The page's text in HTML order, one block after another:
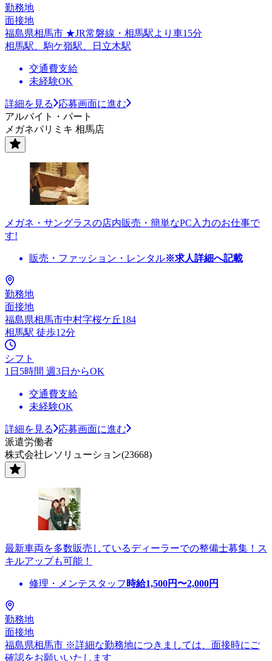
勤務地
面接地
福島県相馬市 ★JR常磐線・相馬駅より車15分
相馬駅、駒ケ嶺駅、日立木駅
交通費支給
未経験OK
詳細を見る
応募画面に進む
アルバイト・パート
メガネパリミキ 相馬店
メガネ・サングラスの店内販売・簡単なPC入力のお仕事で
す!
販売・ファッション・レンタル※求人詳細へ記載
勤務地
面接地
福島県相馬市中村字桜ケ丘184
相馬駅 徒歩12分
シフト
1日5時間 週3日からOK
交通費支給
未経験OK
詳細を見る
応募画面に進む
派遣労働者
株式会社レソリューション(23668)
最新車両を多数販売しているディーラーでの整備士募集！ス
キルアップも可能！
修理・メンテスタッフ 時給1,500円〜2,000円
勤務地
面接地
福島県相馬市 ※詳細な勤務地につきましては、面接時にご
確認をお願いいたします